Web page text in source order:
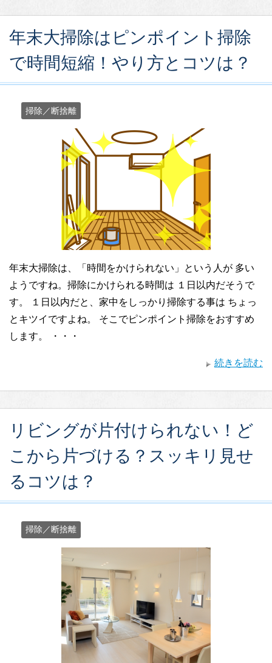
年末大掃除はピンポイント掃除
で時間短縮！やり方とコツは？
掃除／断捨離
年末大掃除は、「時間をかけられない」という人が 多い
ようですね。掃除にかけられる時間は １日以内だそうで
す。 １日以内だと、家中をしっかり掃除する事は ちょっ
とキツイですよね。 そこでピンポイント掃除をおすすめ
します。 ・・・
続きを読む
リビングが片付けられない！ど
こから片づける？スッキリ見せ
るコツは？
掃除／断捨離